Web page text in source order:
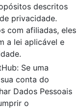
descritos
privacidade.
com afiliadas, eles
a lei aplicável e
Se uma
conta do
Dados Pessoais
o